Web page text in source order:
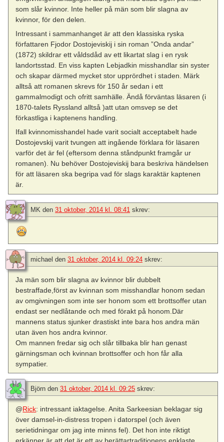
som slår kvinnor. Inte heller på män som blir slagna av
kvinnor, för den delen.
Intressant i sammanhanget är att den klassiska ryska
författaren Fjodor Dostojeviskij i sin roman ”Onda andar”
(1872) skildrar ett våldsdåd av ett likartat slag i en rysk
landortsstad. En viss kapten Lebjadkin misshandlar sin syster
och skapar därmed mycket stor upprördhet i staden. Märk
alltså att romanen skrevs för 150 år sedan i ett
gammalmodigt och ofritt samhälle. Ändå förväntas läsaren (i
1870-talets Ryssland alltså )att utan omsvep se det
förkastliga i kaptenens handling.
Ifall kvinnomisshandel hade varit socialt acceptabelt hade
Dostojevskij varit tvungen att ingående förklara för läsaren
varför det är fel (eftersom denna ståndpunkt framgår ur
romanen). Nu behöver Dostojeviskij bara beskriva händelsen
för att läsaren ska begripa vad för slags karaktär kaptenen
är.
MK den 31 oktober, 2014 kl. 08:41 skrev:
michael den 31 oktober, 2014 kl. 09:24 skrev:
Ja män som blir slagna av kvinnor blir dubbelt
bestraffade,först av kvinnan som misshandlar honom sedan
av omgivningen som inte ser honom som ett brottsoffer utan
endast ser nedlåtande och med förakt på honom.Där
mannens status sjunker drastiskt inte bara hos andra män
utan även hos andra kvinnor.
Om mannen fredar sig och slår tillbaka blir han genast
gärningsman och kvinnan brottsoffer och hon får alla
sympatier.
Björn den 31 oktober, 2014 kl. 09:25 skrev:
@Rick: intressant iaktagelse. Anita Sarkeesian beklagar sig
över damsel-in-distress tropen i datorspel (och även
serietidningar om jag inte minns fel). Det hon inte riktigt
erkänner är att det är ett av berättartraditionens enklaste